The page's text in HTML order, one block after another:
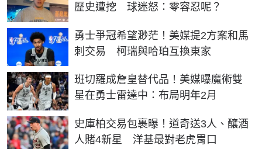
歷史遭挖 球迷怒：零容忍呢？
勇士爭冠希望渺茫！美媒提2方案和馬
刺交易 柯瑞與哈珀互換東家
班切羅成詹皇替代品！美媒曝魔術雙
星在勇士雷達中：布局明年2月
史庫柏交易包裹曝！道奇送3人、釀酒
人賭4新星 洋基最對老虎胃口